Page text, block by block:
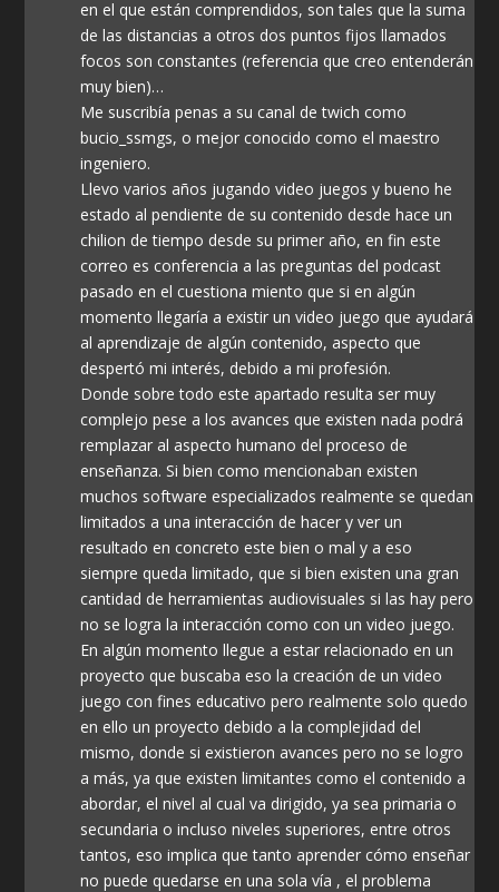
en el que están comprendidos, son tales que la suma
de las distancias a otros dos puntos fijos llamados
focos son constantes (referencia que creo entenderán
muy bien)…
Me suscribía penas a su canal de twich como
bucio_ssmgs, o mejor conocido como el maestro
ingeniero.
Llevo varios años jugando video juegos y bueno he
estado al pendiente de su contenido desde hace un
chilion de tiempo desde su primer año, en fin este
correo es conferencia a las preguntas del podcast
pasado en el cuestiona miento que si en algún
momento llegaría a existir un video juego que ayudará
al aprendizaje de algún contenido, aspecto que
despertó mi interés, debido a mi profesión.
Donde sobre todo este apartado resulta ser muy
complejo pese a los avances que existen nada podrá
remplazar al aspecto humano del proceso de
enseñanza. Si bien como mencionaban existen
muchos software especializados realmente se quedan
limitados a una interacción de hacer y ver un
resultado en concreto este bien o mal y a eso
siempre queda limitado, que si bien existen una gran
cantidad de herramientas audiovisuales si las hay pero
no se logra la interacción como con un video juego.
En algún momento llegue a estar relacionado en un
proyecto que buscaba eso la creación de un video
juego con fines educativo pero realmente solo quedo
en ello un proyecto debido a la complejidad del
mismo, donde si existieron avances pero no se logro
a más, ya que existen limitantes como el contenido a
abordar, el nivel al cual va dirigido, ya sea primaria o
secundaria o incluso niveles superiores, entre otros
tantos, eso implica que tanto aprender cómo enseñar
no puede quedarse en una sola vía , el problema